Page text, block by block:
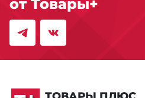
от Товары+